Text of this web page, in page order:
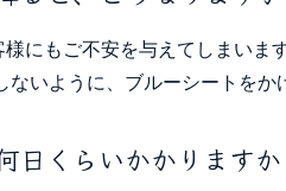
にもご不安を与えてしまいま
ないように、ブルーシートを
日くらいかかりますか